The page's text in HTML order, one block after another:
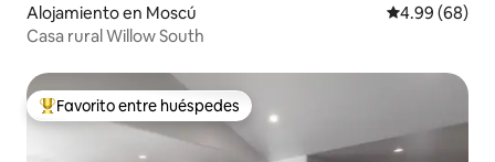
Alojamiento en Moscú Calificación
4.99 (68)
Casa rural Willow South
Favorito entre huéspedes preferido
Favorito entre huéspedes